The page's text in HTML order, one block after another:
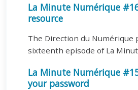
La Minute Numérique
resource
The Direction du Numérique
sixteenth episode of La
La Minute Numérique
your password